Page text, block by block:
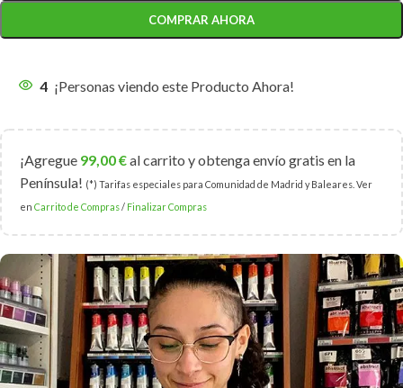
COMPRAR AHORA
4 ¡Personas viendo este Producto Ahora!
¡Agregue 99,00€al carrito y obtenga envío gratis en la
Península! (*) Tarifas especiales para Comunidad de Madrid y Baleares. Ver
en Carrito de Compras/ Finalizar Compras